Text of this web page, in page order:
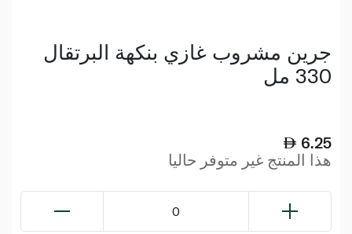
جرين مشروب غازي بنكهة البرتقال
330 مل
6.25
هذا المنتج غير متوفر حاليا
0